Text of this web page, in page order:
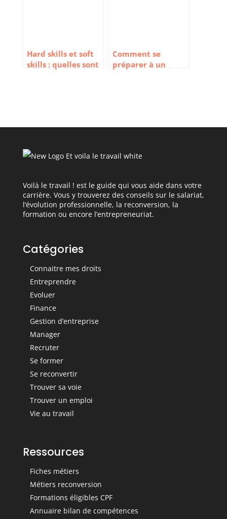
Hard skills et soft
skills : quelles sont
Comment se
préparer à un
Voilà le travail ! est le guide qui vous aide dans votre
carrière. Vous y trouverez des conseils sur le salariat,
l’évolution professionnelle, la reconversion, la
formation ou encore l’entrepreneuriat.
Catégories
Connaitre mes droits
Entreprendre
Evoluer
Finance
Gestion d’entreprise
Manager
Recruter
Se former
Se reconvertir
Trouver sa voie
Trouver un emploi
Vie au travail
Ressources
Fiches métiers
Métiers reconversion
Formations éligibles CPF
Annuaire bilan de compétences